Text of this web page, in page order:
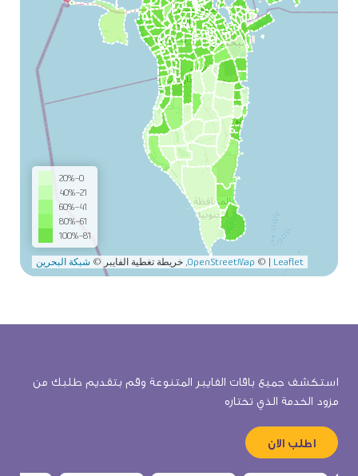
0–20%
21–40%
41–60%
61–80%
81–100%
Leaflet
|
©
OpenStreetMap, خريطة تغطية الفايبر © شبكة البحرين
استكشف جميع باقات الفايبر المتنوعة وقم بتقديم طلبك من
مزود الخدمة الذي تختاره
اطلب الان